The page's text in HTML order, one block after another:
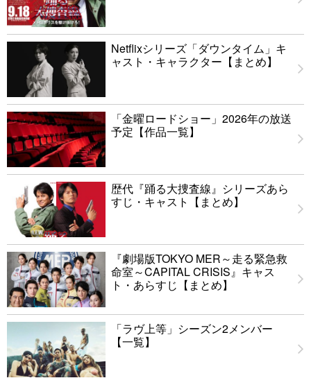
Netflixシリーズ「ダウンタイム」キ
ャスト・キャラクター【まとめ】
「金曜ロードショー」2026年の放送
予定【作品一覧】
歴代『踊る大捜査線』シリーズあら
すじ・キャスト【まとめ】
『劇場版TOKYO MER～走る緊急救
命室～CAPITAL CRISIS』キャス
ト・あらすじ【まとめ】
「ラヴ上等」シーズン2メンバー
【一覧】